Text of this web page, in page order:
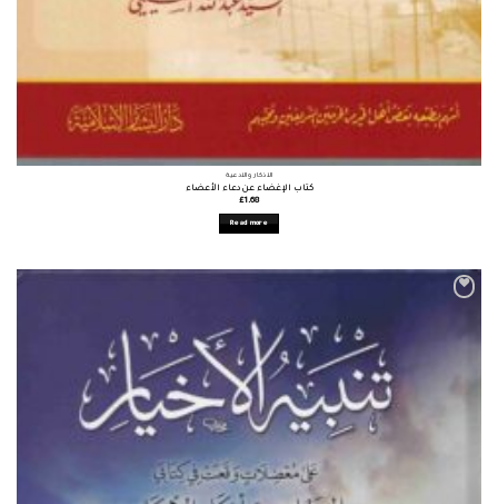
الأذكار والأدعية
كتاب الإغضاء عن دعاء الأعضاء
£1.68
Read more